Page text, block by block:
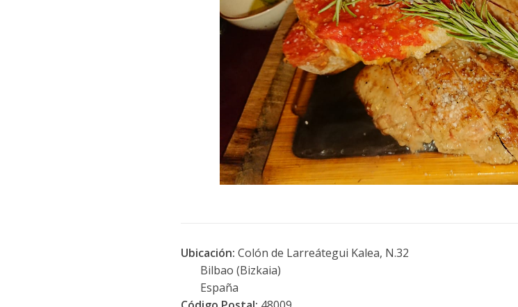
Ubicación: Colón de Larreátegui Kalea, N.32
Bilbao (Bizkaia)
España